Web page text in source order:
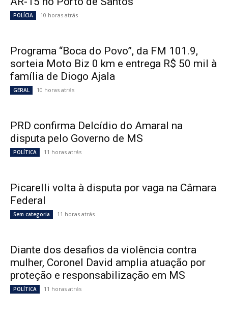
POLÍCIA 10 horas atrás
Programa “Boca do Povo”, da FM 101.9,
sorteia Moto Biz 0 km e entrega R$ 50 mil à
família de Diogo Ajala
GERAL 10 horas atrás
PRD confirma Delcídio do Amaral na
disputa pelo Governo de MS
POLÍTICA 11 horas atrás
Picarelli volta à disputa por vaga na Câmara
Federal
Sem categoria 11 horas atrás
Diante dos desafios da violência contra
mulher, Coronel David amplia atuação por
proteção e responsabilização em MS
POLÍTICA 11 horas atrás